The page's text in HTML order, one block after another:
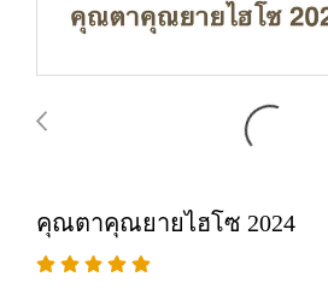
คุณตาคุณยายไฮโซ 2024